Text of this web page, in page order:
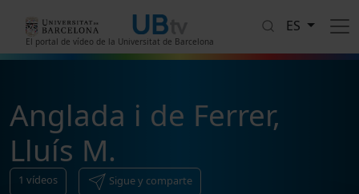
El portal de vídeo de la Universitat de Barcelona
ES
Anglada i de Ferrer,
Lluís M.
1 vídeos Sigue y comparte